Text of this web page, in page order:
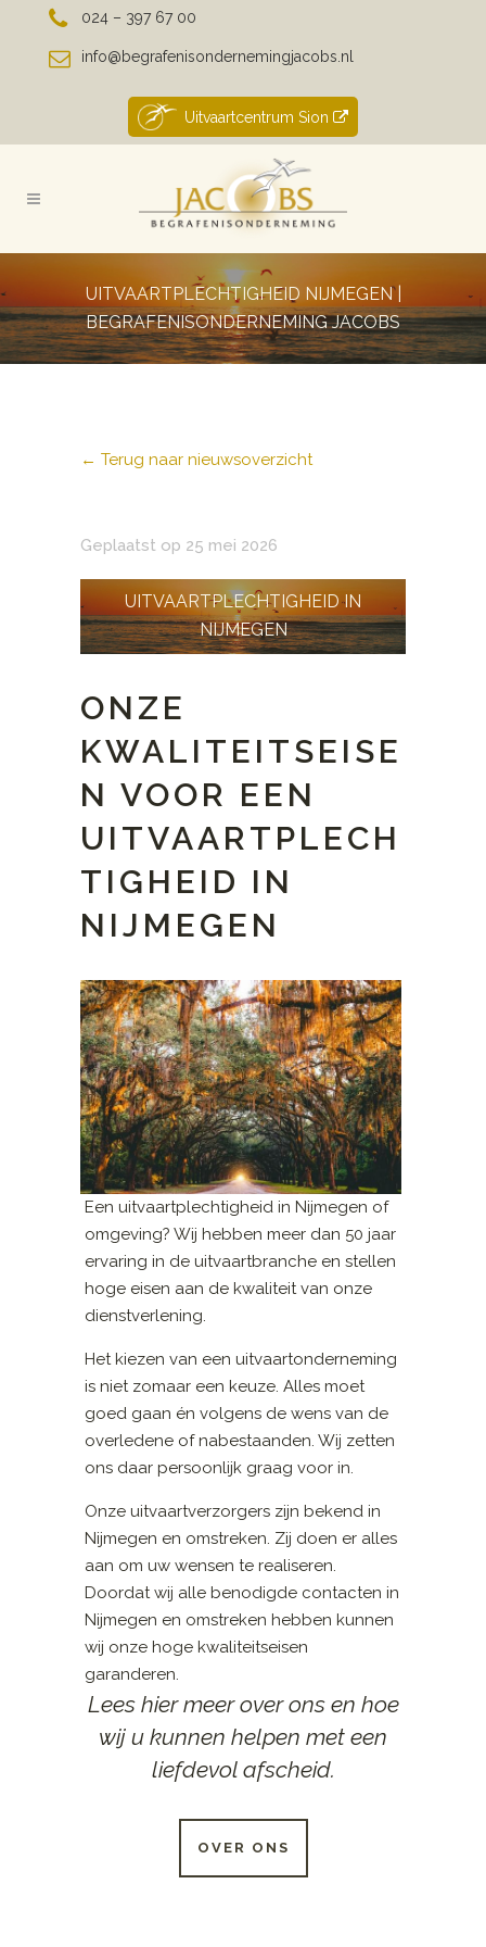
024 – 397 67 00
info@begrafenisondernemingjacobs.nl
Uitvaartcentrum Sion
UITVAARTPLECHTIGHEID NIJMEGEN |
BEGRAFENISONDERNEMING JACOBS
← Terug naar nieuwsoverzicht
Geplaatst op 25 mei 2026
UITVAARTPLECHTIGHEID IN
NIJMEGEN
ONZE
KWALITEITSEISE
N VOOR EEN
UITVAARTPLECH
TIGHEID IN
NIJMEGEN
Een uitvaartplechtigheid in Nijmegen of
omgeving? Wij hebben meer dan 50 jaar
ervaring in de uitvaartbranche en stellen
hoge eisen aan de kwaliteit van onze
dienstverlening.
Het kiezen van een uitvaartonderneming
is niet zomaar een keuze. Alles moet
goed gaan én volgens de wens van de
overledene of nabestaanden. Wij zetten
ons daar persoonlijk graag voor in.
Onze uitvaartverzorgers zijn bekend in
Nijmegen en omstreken. Zij doen er alles
aan om uw wensen te realiseren.
Doordat wij alle benodigde contacten in
Nijmegen en omstreken hebben kunnen
wij onze hoge kwaliteitseisen
garanderen.
Lees hier meer over ons en hoe
wij u kunnen helpen met een
liefdevol afscheid.
OVER ONS